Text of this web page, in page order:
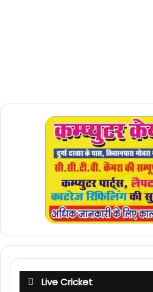
Live Cricket